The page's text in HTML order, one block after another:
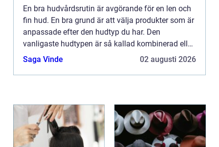
En bra hudvårdsrutin är avgörande för en len och
fin hud. En bra grund är att välja produkter som är
anpassade efter den hudtyp du har. Den
vanligaste hudtypen är så kallad kombinerad eller
blandad hud, den kan även innebära lite av en
Saga Vinde 02 augusti 2026